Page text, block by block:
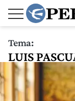
Tema:
LUIS